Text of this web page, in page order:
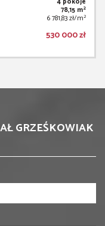
78,15 m2
6 781,83 zł/m2
530 000 zł
GRZEŚKOWIAK